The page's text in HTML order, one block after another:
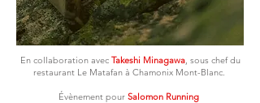
En collaboration avec Takeshi Minagawa, sous chef du
restaurant Le Matafan à Chamonix Mont-Blanc.
Évènement pour Salomon Running